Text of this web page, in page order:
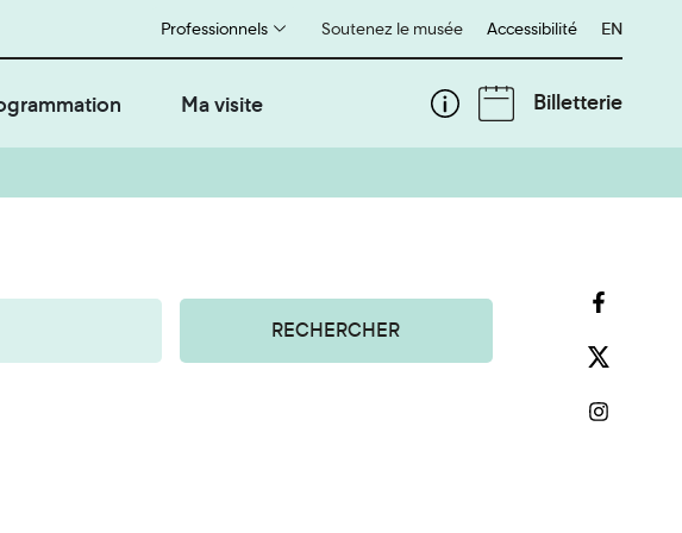
Soutenez le musée
Professionnels Accessibilité English
EN
Ma visite Billetterie
RECHERCHER